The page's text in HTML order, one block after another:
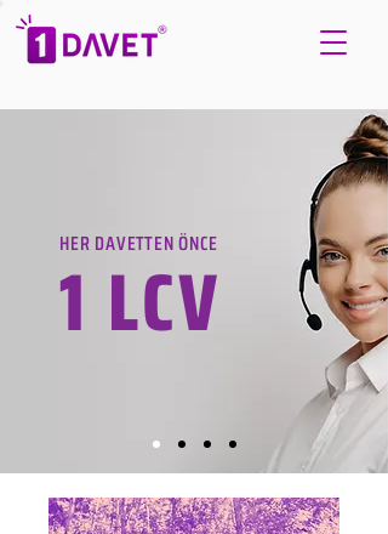
HER DAVETTEN ÖNCE
1 LCV